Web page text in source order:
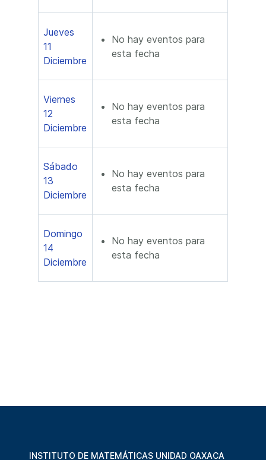
Jueves
11
Diciembre
No hay eventos para
esta fecha
Viernes
12
Diciembre
No hay eventos para
esta fecha
Sábado
13
Diciembre
No hay eventos para
esta fecha
Domingo
14
Diciembre
No hay eventos para
esta fecha
INSTITUTO DE MATEMÁTICAS UNIDAD OAXACA